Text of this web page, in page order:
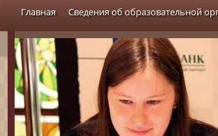
Главная Сведения об образовательной